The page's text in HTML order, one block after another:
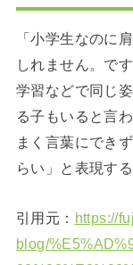
「小学生なのに
しれません。で
学習などで同じ
る子もいると言
まく言葉にでき
らい」と表現す
引用元： https://
blog/